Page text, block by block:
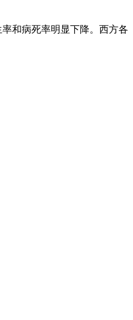
和病死率明显下降。西方各